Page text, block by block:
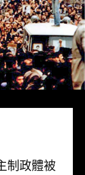
制政體被